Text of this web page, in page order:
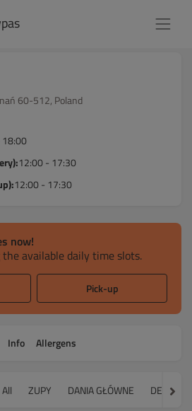
60-512, Poland
12:00 - 17:30
12:00 - 17:30
now!
available daily time slots.
Pick-up
Info Allergens
All ZUPY DANIA GŁÓWNE DESERY